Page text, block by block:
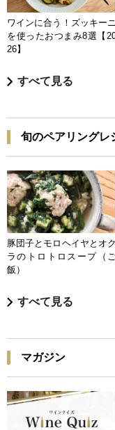
ワインに合う！ズッキーニ
を使ったおつまみ8選【
26】
すべて見る
旬のペアリングレ
豚団子とモロヘイヤとオク
ラのトロトロスープ（
飯）
すべて見る
マガジン